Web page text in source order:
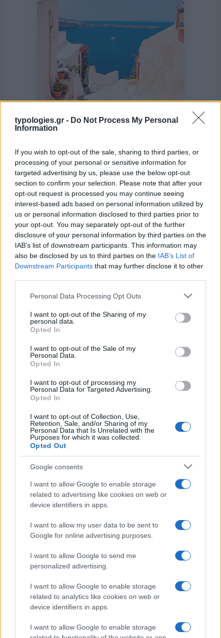
typologies.gr - Do Not Process My Personal
Information
If you wish to opt-out of the sale, sharing to third parties, or
processing of your personal or sensitive information for
targeted advertising by us, please use the below opt-out
section to confirm your selection. Please note that after your
opt-out request is processed you may continue seeing
interest-based ads based on personal information utilized by
us or personal information disclosed to third parties prior to
your opt-out. You may separately opt-out of the further
disclosure of your personal information by third parties on the
IAB’s list of downstream participants. This information may
also be disclosed by us to third parties on the IAB’s List of
Downstream Participants that may further disclose it to other
Please note that this website/app uses one or more Google
not limited to your visit or usage behaviour. You may click to
grant or deny consent to Google and its third-party tags to
use your data for below specified purposes in below Google
consent section.
Personal Data Processing Opt Outs
I want to opt-out of the Sharing of my
personal data.
Opted In
I want to opt-out of the Sale of my
Personal Data.
Opted In
I want to opt-out of processing my
Personal Data for Targeted Advertising.
Opted In
I want to opt-out of Collection, Use,
Retention, Sale, and/or Sharing of my
Personal Data that Is Unrelated with the
Purposes for which it was collected.
Opted Out
Google consents
I want to allow Google to enable storage
related to advertising like cookies on web or
device identifiers in apps.
I want to allow my user data to be sent to
Google for online advertising purposes.
I want to allow Google to send me
personalized advertising.
I want to allow Google to enable storage
related to analytics like cookies on web or
device identifiers in apps.
I want to allow Google to enable storage
της Ζωής μας
Οι άνθρωποι, οι αυθεντικές ιστορίες,
το ελληνικό καλοκαίρι και ένας
πολιτισμός που μας ενώνει κάθε μέρα.
ΟΣΑ ΧΡΕΙΑΖΕΣΑΙ
ΓΙΑ ΤΟ ΚΑΛΟΚΑΙΡΙ ΣΟΥ →